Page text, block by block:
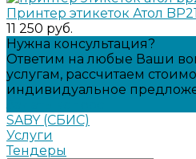
Принтер этикеток Атол BP21
11 250 руб.
Нужна консультация?
Ответим на любые Ваши
услугам, рассчитаем
индивидуальное
SABY (СБИС)
Услуги
Тендеры